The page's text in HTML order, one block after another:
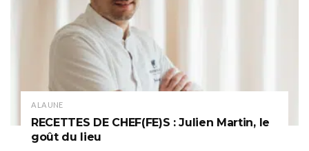
A LA UNE
RECETTES DE CHEF(FE)S : Julien Martin, le
goût du lieu